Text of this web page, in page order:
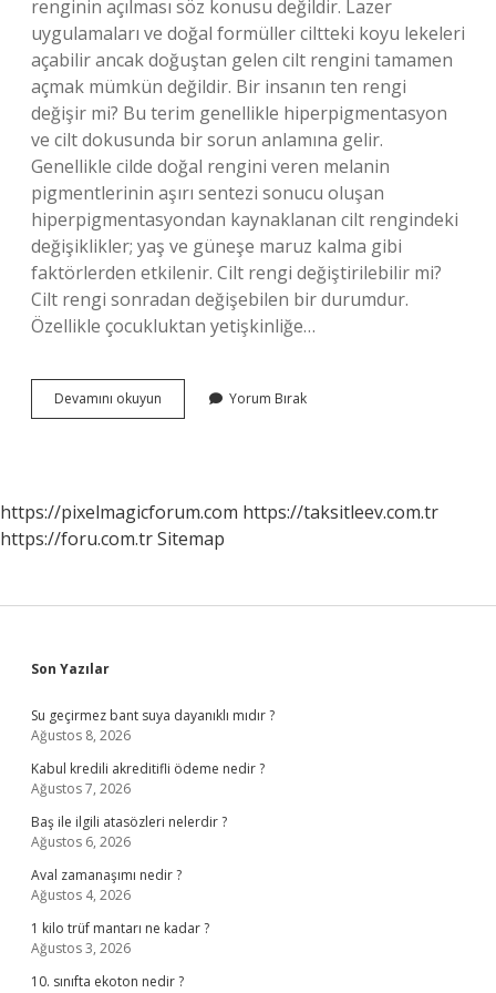
renginin açılması söz konusu değildir. Lazer
uygulamaları ve doğal formüller ciltteki koyu lekeleri
açabilir ancak doğuştan gelen cilt rengini tamamen
açmak mümkün değildir. Bir insanın ten rengi
değişir mi? Bu terim genellikle hiperpigmentasyon
ve cilt dokusunda bir sorun anlamına gelir.
Genellikle cilde doğal rengini veren melanin
pigmentlerinin aşırı sentezi sonucu oluşan
hiperpigmentasyondan kaynaklanan cilt rengindeki
değişiklikler; yaş ve güneşe maruz kalma gibi
faktörlerden etkilenir. Cilt rengi değiştirilebilir mi?
Cilt rengi sonradan değişebilen bir durumdur.
Özellikle çocukluktan yetişkinliğe…
Devamını okuyun
Rengini
Yorum Bırak
https://pixelmagicforum.com https://taksitleev.com.tr
https://foru.com.trSitemap
Sidebar
Son Yazılar
Su geçirmez bant suya dayanıklı mıdır ?
Ağustos 8, 2026
Kabul kredili akreditifli ödeme nedir ?
Ağustos 7, 2026
Baş ile ilgili atasözleri nelerdir ?
Ağustos 6, 2026
Aval zamanaşımı nedir ?
Ağustos 4, 2026
1 kilo trüf mantarı ne kadar ?
Ağustos 3, 2026
10. sınıfta ekoton nedir ?